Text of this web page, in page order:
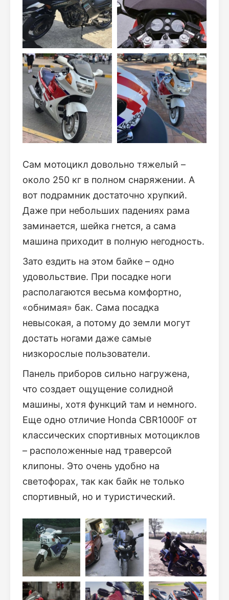
Сам мотоцикл довольно тяжелый –
около 250 кг в полном снаряжении. А
вот подрамник достаточно хрупкий.
Даже при небольших падениях рама
заминается, шейка гнется, а сама
машина приходит в полную негодность.
Зато ездить на этом байке – одно
удовольствие. При посадке ноги
располагаются весьма комфортно,
«обнимая» бак. Сама посадка
невысокая, а потому до земли могут
достать ногами даже самые
низкорослые пользователи.
Панель приборов сильно нагружена,
что создает ощущение солидной
машины, хотя функций там и немного.
Еще одно отличие Honda CBR1000F от
классических спортивных мотоциклов
– расположенные над траверсой
клипоны. Это очень удобно на
светофорах, так как байк не только
спортивный, но и туристический.